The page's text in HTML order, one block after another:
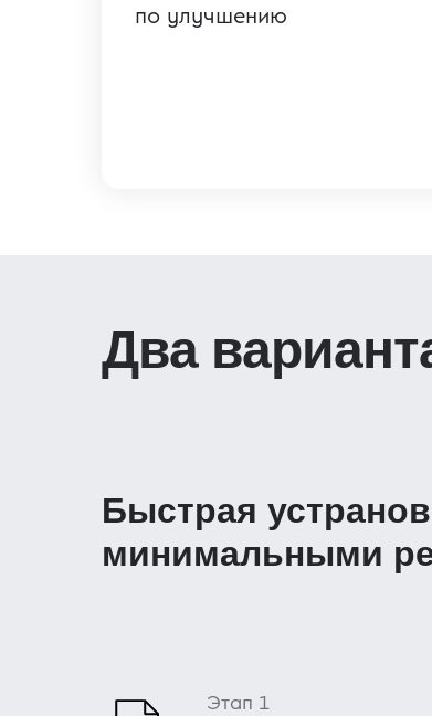
по улучшению
Два
Быстрая
минимальными
Этап 1